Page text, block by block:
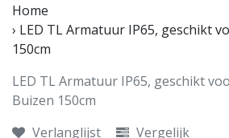
Home
› LED TL Armatuur IP65, geschikt
150cm
LED TL Armatuur IP65, geschikt
Buizen 150cm
Verlanglijst
Vergelijk